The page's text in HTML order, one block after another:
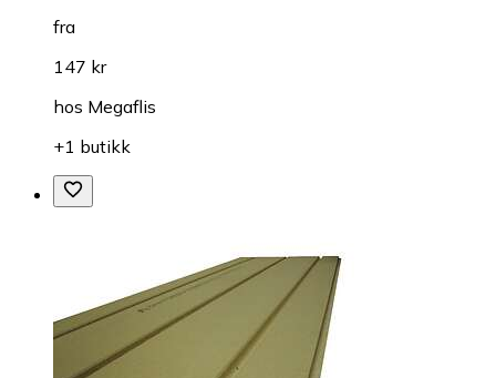
fra
147 kr
hos Megaflis
+1 butikk